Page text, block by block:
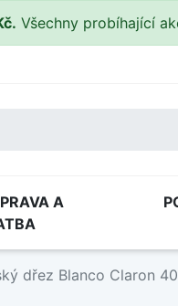
Všechny probíhající
A
dřez Blanco Claron